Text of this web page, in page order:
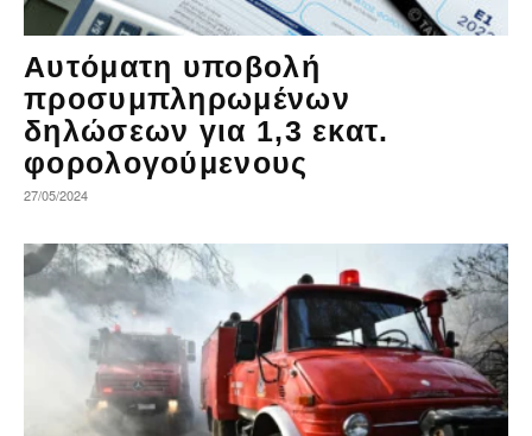
Αυτόματη υποβολή
προσυμπληρωμένων
δηλώσεων για 1,3 εκατ.
φορολογούμενους
27/05/2024